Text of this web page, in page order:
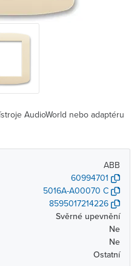
AudioWorld nebo adaptéru
ABB
60994701
5016A-A00070 C
8595017214226
Svěrné upevnění
Ne
Ne
Ostatní